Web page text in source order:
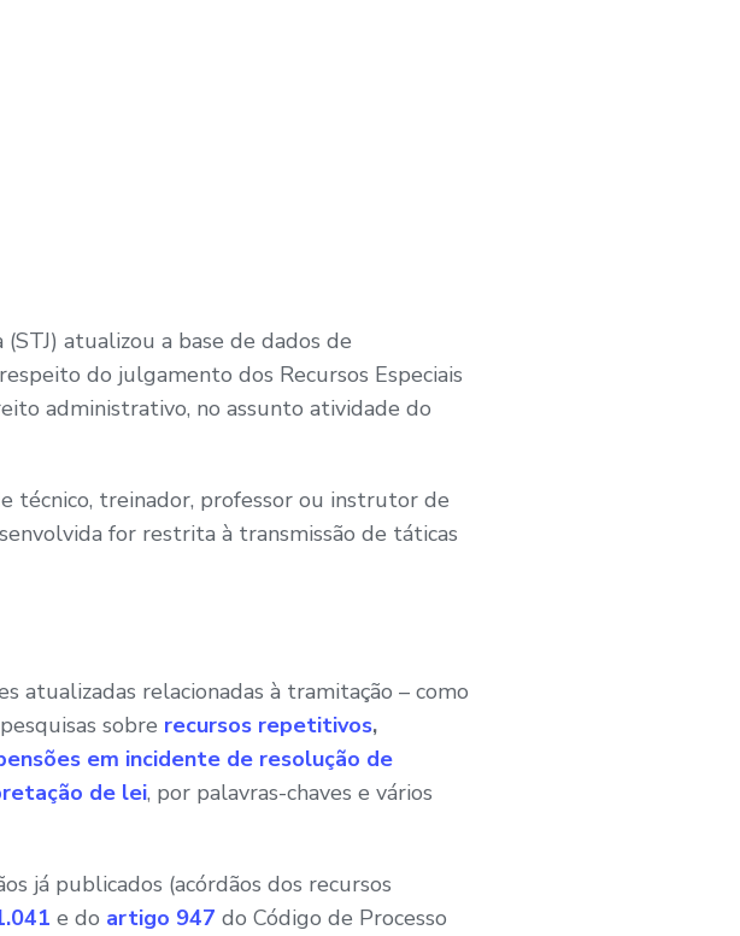
atualizou a base de dados de
do julgamento dos Recursos Especiais
administrativo, no assunto atividade do
técnico, treinador, professor ou instrutor de
for restrita à transmissão de táticas
atualizadas relacionadas à tramitação – como
sobre recursos repetitivos,
em incidente de resolução de
de lei, por palavras-chaves e vários
já publicados (acórdãos dos recursos
e do artigo 947 do Código de Processo